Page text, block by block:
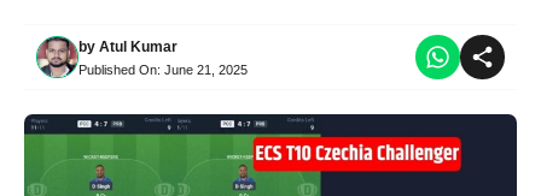
by Atul Kumar
Published On: June 21, 2025